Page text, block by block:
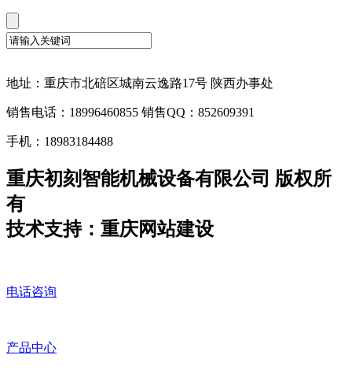
地址：重庆市北碚区城南云逸路17号 陕西办事处
销售电话：18996460855 销售QQ：852609391
手机：18983184488
重庆初刻智能机械设备有限公司 版权所
有
技术支持：重庆网站建设
电话咨询
产品中心